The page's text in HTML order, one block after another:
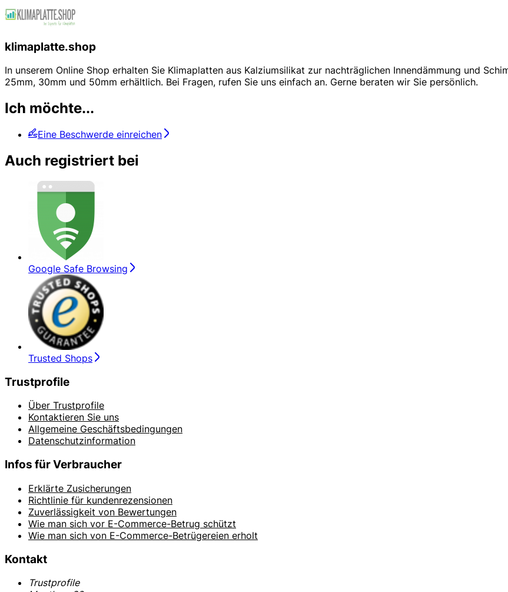
klimaplatte.shop
In unserem Online Shop erhalten Sie Klimaplatten aus Kalziumsilikat zur nachträglichen Innendämmung und
25mm, 30mm und 50mm erhältlich. Bei Fragen, rufen Sie uns einfach an. Gerne beraten wir Sie persönlich.
Ich möchte...
Eine Beschwerde einreichen
Auch registriert bei
Google Safe Browsing
Trusted Shops
Trustprofile
Über Trustprofile
Kontaktieren Sie uns
Allgemeine Geschäftsbedingungen
Datenschutzinformation
Infos für Verbraucher
Erklärte Zusicherungen
Richtlinie für kundenrezensionen
Zuverlässigkeit von Bewertungen
Wie man sich vor E-Commerce-Betrug schützt
Wie man sich von E-Commerce-Betrügereien erholt
Kontakt
Trustprofile